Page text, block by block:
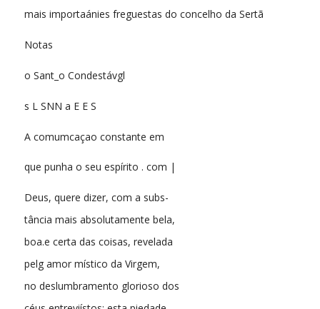
mais importaánies freguestas do concelho da Sertã
Notas
o Sant_o Condestávgl
s L SNN a E E S
A comumcaçao constante em
que punha o seu espírito . com |
Deus, quere dizer, com a subs-
tância mais absolutamente bela,
boa.e certa das coisas, revelada
pelg amor místico da Virgem,
no deslumbramento glorioso dos